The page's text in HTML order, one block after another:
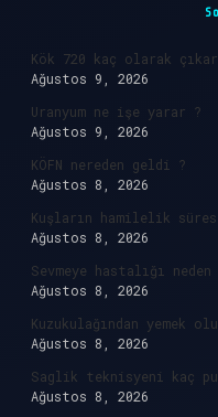
Kök 720 kaç olarak
Ağustos 9, 2026
Uranyum ne işe yarar ?
Ağustos 9, 2026
KÖFN nereden geldi ?
Ağustos 8, 2026
Kuşların hamilelik
Ağustos 8, 2026
Sevmeye hastalığı
Ağustos 8, 2026
Kuzukulağından yemek
Ağustos 8, 2026
Saglik teknisyeni kaç
Ağustos 8, 2026